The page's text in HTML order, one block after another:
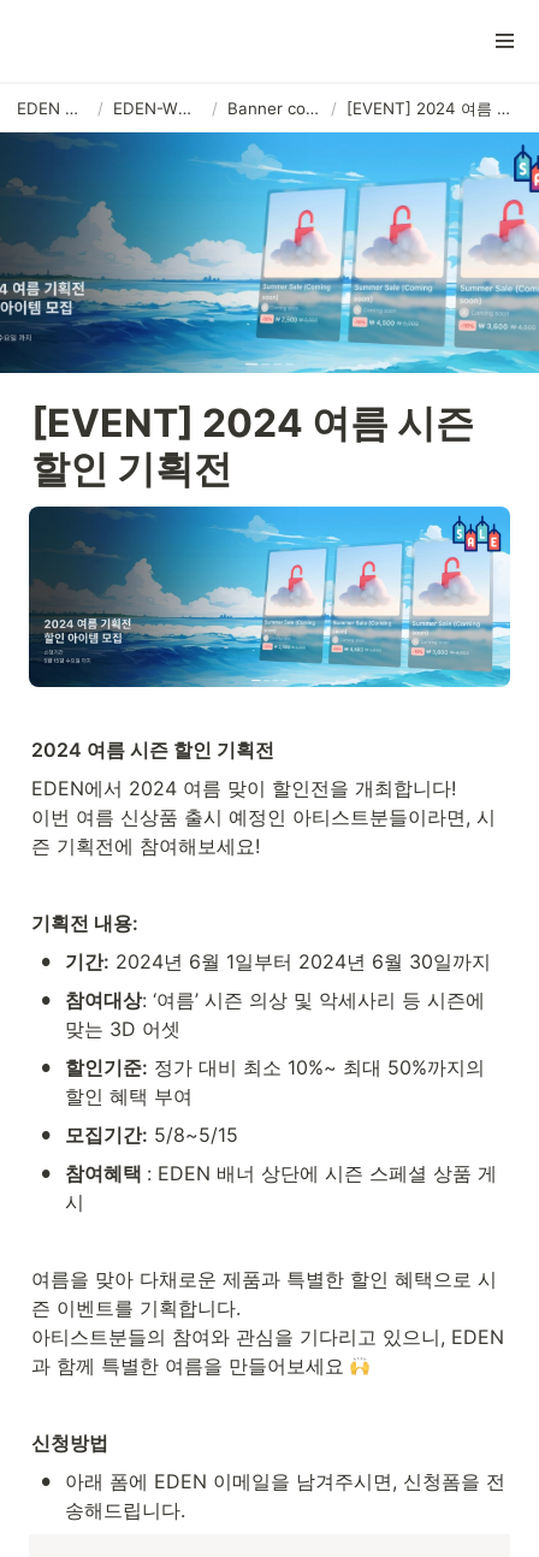
EDEN WORLD / EDEN-WORLD KR / Banner content (1) / [EVENT] 2024 여름 시즌 할인 기획전
[EVENT] 2024 여름 시즌
할인 기획전
2024 여름 시즌 할인 기획전
EDEN에서 2024 여름 맞이 할인전을 개최합니다!
이번 여름 신상품 출시 예정인 아티스트분들이라면, 시
즌 기획전에 참여해보세요!
기획전 내용:
• 기간: 2024년 6월 1일부터 2024년 6월 30일까지
• 참여대상: ‘여름’ 시즌 의상 및 악세사리 등 시즌에
맞는 3D 어셋
• 할인기준: 정가 대비 최소 10%~ 최대 50%까지의
할인 혜택 부여
• 모집기간: 5/8~5/15
• 참여혜택 : EDEN 배너 상단에 시즌 스페셜 상품 게
시
여름을 맞아 다채로운 제품과 특별한 할인 혜택으로 시
즌 이벤트를 기획합니다.
아티스트분들의 참여와 관심을 기다리고 있으니, EDEN
과 함께 특별한 여름을 만들어보세요
신청방법
•
아래 폼에 EDEN 이메일을 남겨주시면, 신청폼을 전
송해드립니다.